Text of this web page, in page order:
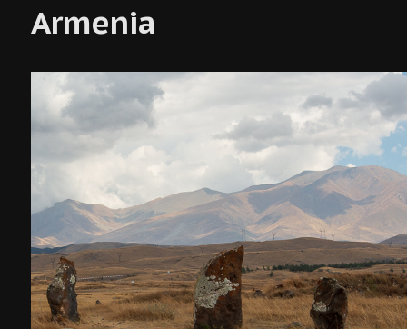
Armenia